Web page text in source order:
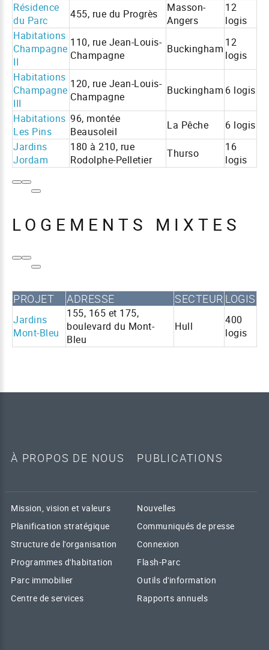
Résidence
du Parc
455, rue du Progrès
Masson-
Angers
12
logis
Habitations
Champagne
II
110, rue Jean-Louis-
Champagne
Buckingham 12
logis
Habitations
Champagne
III
120, rue Jean-Louis-
Champagne
Buckingham 6 logis
Habitations
Les Pins
96, montée
Beausoleil
La Pêche
6 logis
Jardins
Jordam
180 à 210, rue
Rodolphe-Pelletier
Thurso
16
logis
LOGEMENTS MIXTES
PROJET ADRESSE SECTEUR LOGIS
Jardins
Mont-Bleu
155, 165 et 175,
boulevard du Mont-
Bleu
Hull
400
logis
À PROPOS DE NOUS
Mission, vision et valeurs
Planification stratégique
Structure de l'organisation
Programmes d'habitation
Parc immobilier
Centre de services
PUBLICATIONS
Nouvelles
Communiqués de presse
Connexion
Flash-Parc
Outils d'information
Rapports annuels